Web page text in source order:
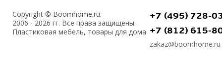
Copyright © Boomhome.ru.
2006 - 2026 гг. Все права защищены.
Пластиковая мебель, товары для дома
+7 (495) 728-
+7 (812) 615-
zakaz@boomhome.ru